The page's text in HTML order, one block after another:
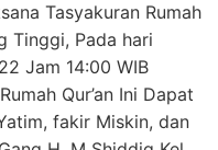
Tasyakuran Rumah
Tinggi, Pada hari
Jam 14:00 WIB
Qur’an Ini Dapat
fakir Miskin, dan